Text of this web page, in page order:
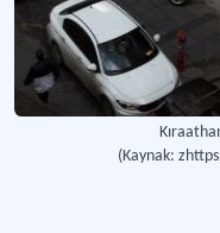
(Kaynak: